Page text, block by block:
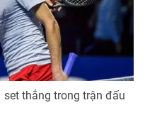
lòng Việt
mình bằng AI
thắng trong trận đấu